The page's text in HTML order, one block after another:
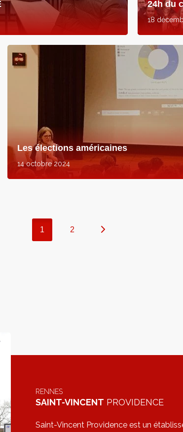
24h du
18
Les élections américaines
14 octobre 2024
1 2
RENNES
SAINT-VINCENT PROVIDENCE
Saint-Vincent Providence est un